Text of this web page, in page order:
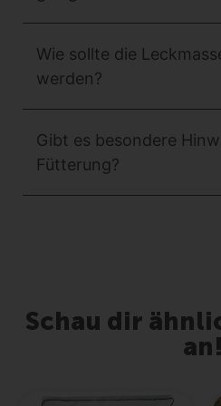
Wie sollte die
werden?
Gibt es besondere
Fütterung?
Schau dir
an!